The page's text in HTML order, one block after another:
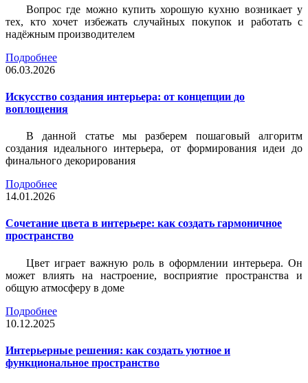
Вопрос где можно купить хорошую кухню возникает у
тех, кто хочет избежать случайных покупок и работать с
надёжным производителем
Подробнее
06.03.2026
Искусство создания интерьера: от концепции до
воплощения
В данной статье мы разберем пошаговый алгоритм
создания идеального интерьера, от формирования идеи до
финального декорирования
Подробнее
14.01.2026
Сочетание цвета в интерьере: как создать гармоничное
пространство
Цвет играет важную роль в оформлении интерьера. Он
может влиять на настроение, восприятие пространства и
общую атмосферу в доме
Подробнее
10.12.2025
Интерьерные решения: как создать уютное и
функциональное пространство